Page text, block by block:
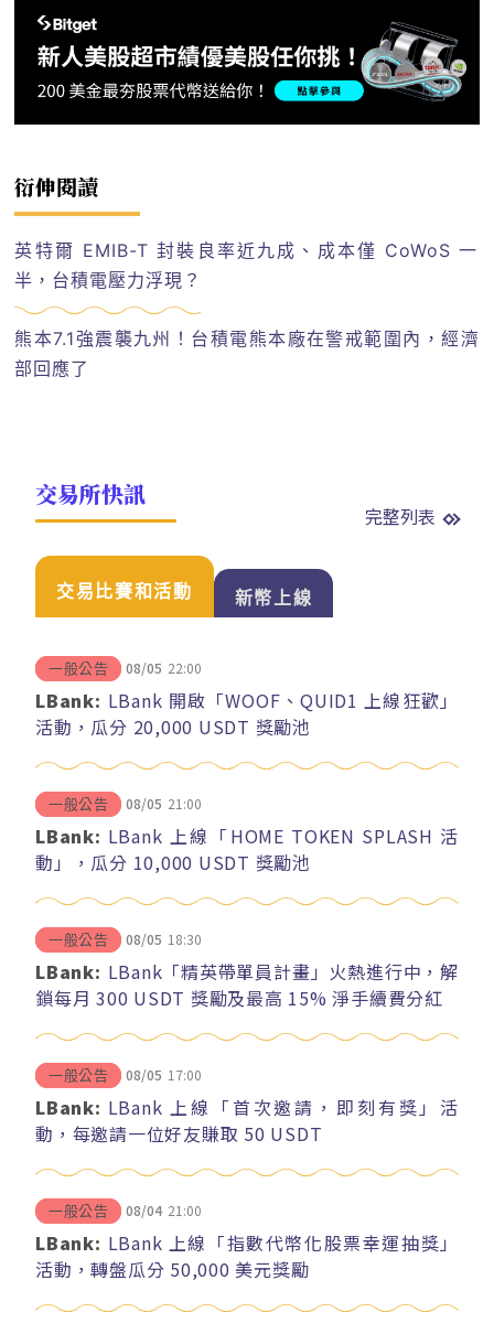
衍伸閱讀
英特爾 EMIB-T 封裝良率近九成、成本僅 CoWoS 一
半，台積電壓力浮現？
熊本7.1強震襲九州！台積電熊本廠在警戒範圍內，經濟
部回應了
交易所快訊
完整列表
交易比賽和活動 新幣上線
一般公告 08/05 22:00
LBank: LBank 開啟「WOOF、QUID1 上線狂歡」
活動，瓜分 20,000 USDT 獎勵池
一般公告 08/05 21:00
LBank: LBank 上線「HOME TOKEN SPLASH 活
動」，瓜分 10,000 USDT 獎勵池
一般公告 08/05 18:30
LBank: LBank「精英帶單員計畫」火熱進行中，解
鎖每月 300 USDT 獎勵及最高 15% 淨手續費分紅
一般公告 08/05 17:00
LBank: LBank 上線「首次邀請，即刻有獎」活
動，每邀請一位好友賺取 50 USDT
一般公告 08/04 21:00
LBank: LBank 上線「指數代幣化股票幸運抽獎」
活動，轉盤瓜分 50,000 美元獎勵